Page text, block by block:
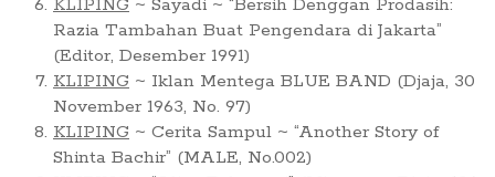
KLIPING ~ Sayadi ~ “Bersih Denggan Prodasih:
Razia Tambahan Buat Pengendara di Jakarta”
(Editor, Desember 1991)
KLIPING ~ Iklan Mentega BLUE BAND (Djaja, 30
November 1963, No. 97)
KLIPING ~ Cerita Sampul ~ “Another Story of
Shinta Bachir” (MALE, No.002)